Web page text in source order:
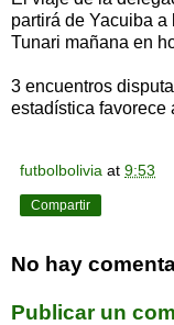
partirá de Yacuiba a
Tunari mañana en
3 encuentros
estadística favorece
futbolbolivia at 9:53
Compartir
No hay
Publicar un